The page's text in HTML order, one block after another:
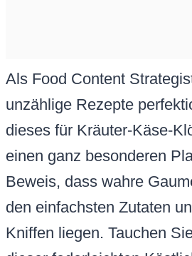
Als Food Content
unzählige Rezepte
dieses für Kräuter-Käse-
einen ganz besonderen
Beweis, dass wahre
den einfachsten Zutaten
Kniffen liegen. Tauchen